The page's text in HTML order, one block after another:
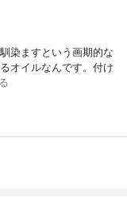
染ますという画期的な
オイルなんです。付け